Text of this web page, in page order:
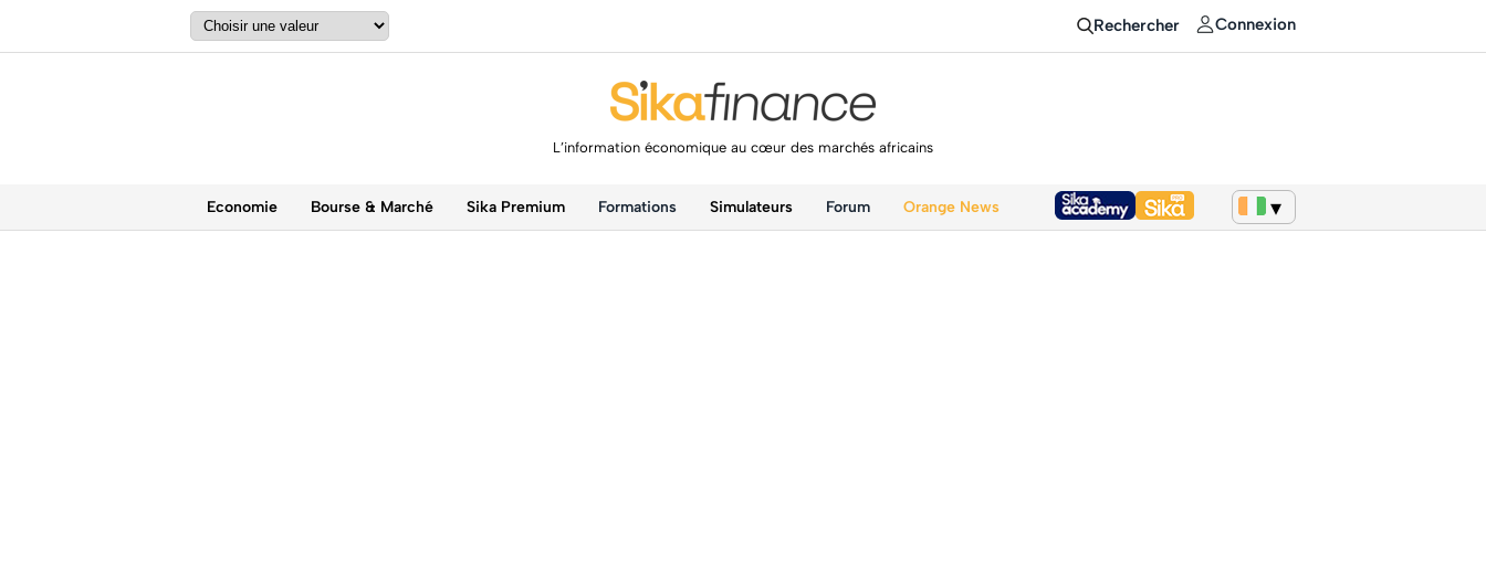
Rechercher Connexion
L’information économique au cœur des marchés africains
Economie Bourse & Marché Sika Premium Formations Simulateurs Forum Orange News